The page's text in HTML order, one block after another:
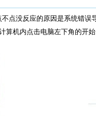
没反应的原因是系统错误
机内点击电脑左下角的开始